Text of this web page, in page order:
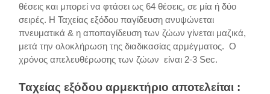
θέσεις και μπορεί να φτάσει ως 64 θέσεις, σε μία ή δύο
σειρές. H Ταχείας εξόδου παγίδευση ανυψώνεται
πνευματικά & η αποπαγίδευση των ζώων γίνεται μαζικά,
μετά την ολοκλήρωση της διαδικασίας αρμέγματος. Ο
χρόνος απελευθέρωσης των ζώων είναι 2-3 Sec.
Ταχείας εξόδου αρμεκτήριο αποτελείται :